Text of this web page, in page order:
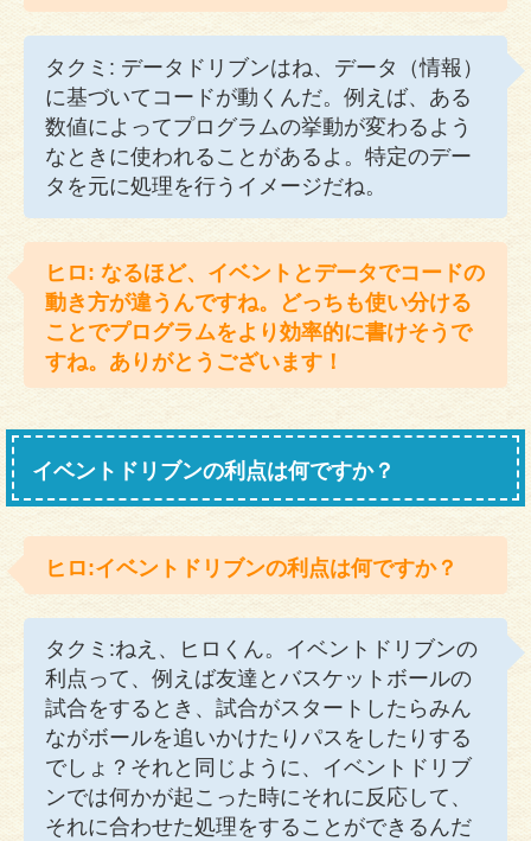
タクミ: データドリブンはね、データ（情報）
に基づいてコードが動くんだ。例えば、ある
数値によってプログラムの挙動が変わるよう
なときに使われることがあるよ。特定のデー
タを元に処理を行うイメージだね。
ヒロ: なるほど、イベントとデータでコードの
動き方が違うんですね。どっちも使い分ける
ことでプログラムをより効率的に書けそうで
すね。ありがとうございます！
イベントドリブンの利点は何ですか？
ヒロ:イベントドリブンの利点は何ですか？
タクミ:ねえ、ヒロくん。イベントドリブンの
利点って、例えば友達とバスケットボールの
試合をするとき、試合がスタートしたらみん
ながボールを追いかけたりパスをしたりする
でしょ？それと同じように、イベントドリブ
ンでは何かが起こった時にそれに反応して、
それに合わせた処理をすることができるんだ